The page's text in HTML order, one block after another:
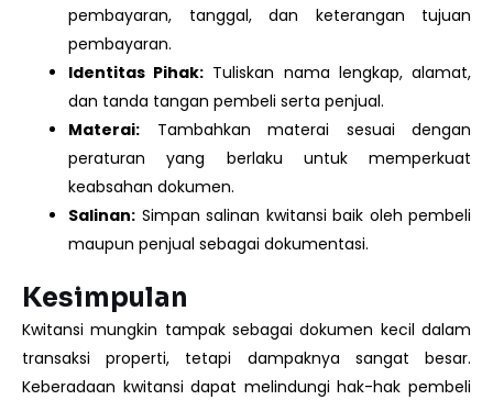
pembayaran, tanggal, dan keterangan tujuan
pembayaran.
Identitas Pihak: Tuliskan nama lengkap, alamat,
dan tanda tangan pembeli serta penjual.
Materai: Tambahkan materai sesuai dengan
peraturan yang berlaku untuk memperkuat
keabsahan dokumen.
Salinan: Simpan salinan kwitansi baik oleh pembeli
maupun penjual sebagai dokumentasi.
Kesimpulan
Kwitansi mungkin tampak sebagai dokumen kecil dalam
transaksi properti, tetapi dampaknya sangat besar.
Keberadaan kwitansi dapat melindungi hak-hak pembeli